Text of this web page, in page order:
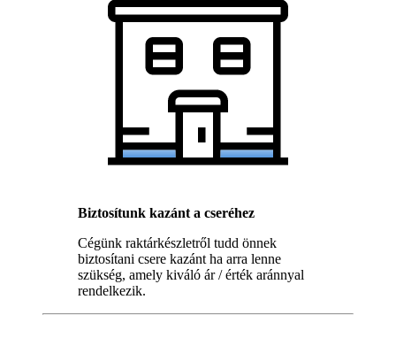
Biztosítunk kazánt a cseréhez
Cégünk raktárkészletről tudd önnek
biztosítani csere kazánt ha arra lenne
szükség, amely kiváló ár / érték aránnyal
rendelkezik.